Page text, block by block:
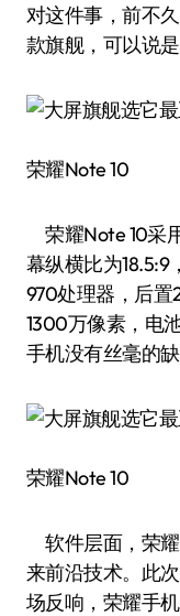
对这件事，前不
款旗舰，可以说
荣耀Note 10
荣耀Note 10采
幕纵横比为
970处理器，后
1300万像素，电
手机没有丝毫的
荣耀Note 10
软件层面，荣
来前沿技术。此
场反响，荣耀手